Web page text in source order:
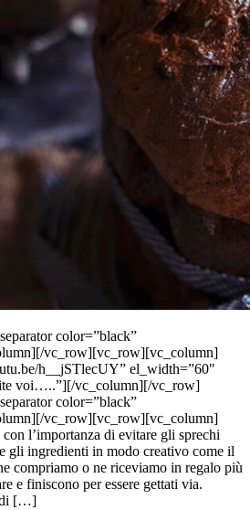
color=”black”
vc_row][vc_row][vc_column]
h__jSTlecUY” el_width=”60″
voi…..”][/vc_column][/vc_row]
color=”black”
vc_row][vc_row][vc_column]
l’importanza di evitare gli sprechi
gli ingredienti in modo creativo come il
compriamo o ne riceviamo in regalo più
e finiscono per essere gettati via.
[…]